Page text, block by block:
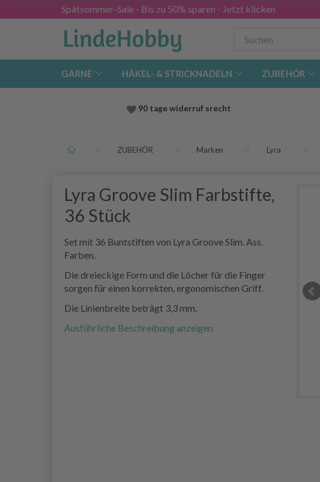
Spätsommer-Sale - Bis zu 50% sparen - Jetzt klicken
GARNE HÄKEL- & STRICKNADELN ZUBEHÖR
90 tage widerruf srecht
ZUBEHÖR Marken Lyra
Lyra Groove Slim Farbstifte,
36 Stück
Set mit 36 Buntstiften von Lyra Groove Slim. Ass.
Farben.
Die dreieckige Form und die Löcher für die Finger
sorgen für einen korrekten, ergonomischen Griff.
Die Linienbreite beträgt 3,3 mm.
Ausführliche Beschreibung anzeigen